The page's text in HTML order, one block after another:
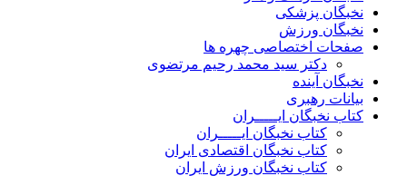
نخبگان پزشکی
نخبگان ورزش
صفحات اختصاصی چهره ها
دکتر سید محمد رحیم مرتضوی
نخبگان آینده
بیانات رهبری
کتاب نخبگان ایـــــران
کتاب نخبگان ایـــــران
کتاب نخبگان اقتصادی ایران
کتاب نخبگان ورزش ایران